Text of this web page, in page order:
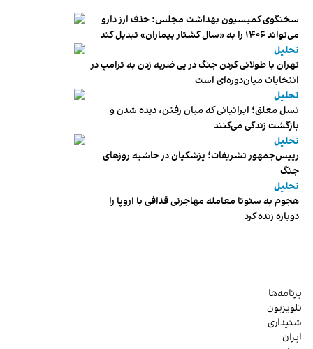
سخنگوی کمیسیون بهداشت مجلس: حذف ارز دارو
می‌تواند ۱۴۰۶ را به «سال کشتار بیماران» تبدیل کند
تحلیل
تهران با طولانی کردن جنگ در پی ضربه زدن به ترامپ در
انتخابات میان‌دوره‌ای است
تحلیل
نسل معلق؛ ایرانیانی که میان رفتن، دیده شدن و
بازگشت زندگی می‌کنند
تحلیل
رییس‌جمهور تشریفات؛ پزشکیان در حاشیه روزهای
جنگ
تحلیل
هجوم به سئوتا معامله مهاجرتی قذافی با اروپا را
دوباره زنده کرد
برنامه‌ها
تلویزیون
شنیداری
ایران